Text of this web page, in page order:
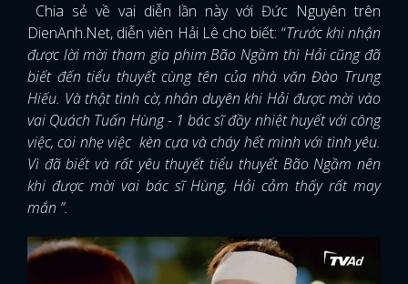
Chia sẻ về vai diễn lần này với Đức Nguyên trên
DienAnh.Net, diễn viên Hải Lê cho biết: “Trước khi nhận
được lời mời tham gia phim Bão Ngầm thì Hải cũng đã
biết đến tiểu thuyết cùng tên của nhà văn Đào Trung
Hiếu. Và thật tình cờ, nhân duyên khi Hải được mời vào
vai Quách Tuấn Hùng - 1 bác sĩ đầy nhiệt huyết với công
việc, coi nhẹ việc kèn cựa và cháy hết mình với tình yêu.
Vì đã biết và rất yêu thuyết tiểu thuyết Bão Ngầm nên
khi được mời vai bác sĩ Hùng, Hải cảm thấy rất may
mắn ”.